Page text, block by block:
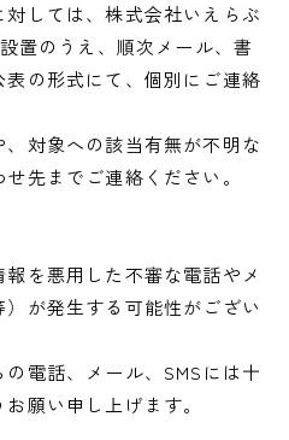
しては、株式会社いえらぶ
置のうえ、順次メール、書
の形式にて、個別にご連絡
対象への該当有無が不明な
先までご連絡ください。
を悪用した不審な電話やメ
が発生する可能性がござい
電話、メール、SMSには十
願い申し上げます。